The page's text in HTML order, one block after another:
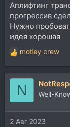
Аплифтинг
прогрессив
Нужно
идея хорошая
Р
е
а
и
и
:
motley crew
N Well-
2 Авг 2023